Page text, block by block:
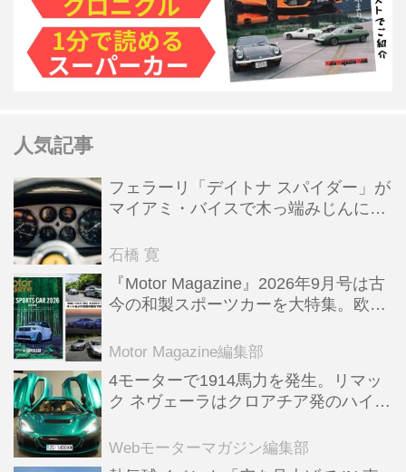
人気記事
フェラーリ「デイトナ スパイダー」が
マイアミ・バイスで木っ端みじんにな
石橋 寛
『Motor Magazine』2026年9月号は古
今の和製スポーツカーを大特集。欧州
Motor Magazine編集部
4モーターで1914馬力を発生。リマッ
ク ネヴェーラはクロアチア発のハイパ
全版／115】
Webモーターマガジン編集部